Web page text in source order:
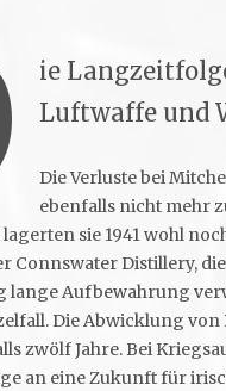
ie
Luftwaffe und
Die Verluste bei
ebenfalls nicht mehr
sie 1941 wohl
Connswater Distillery, die
lange Aufbewahrung
Die Abwicklung von
zwölf Jahre. Bei
an eine Zukunft für